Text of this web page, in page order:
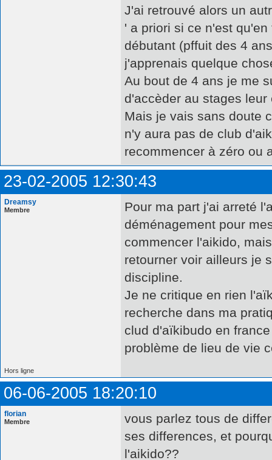
J'ai retrouvé alors un
' a priori si ce n'est
débutant (pffuit des 4
j'apprenais quelque
Au bout de 4 ans je me
d'accèder au stages leur
Mais je vais sans doute
n'y aura pas de club
recommencer à zéro ou
23-02-2005 12:30:43
Dreamsy
Membre
Pour ma part j'ai arreté
déménagement pour
commencer l'aikido,
retourner voir ailleurs je
discipline.
Je ne critique en rien
recherche dans ma
clud d'aïkibudo en
problème de lieu de vie
Hors ligne
06-06-2005 18:20:10
florian
Membre
vous parlez tous de
ses differences, et
l'aikido??